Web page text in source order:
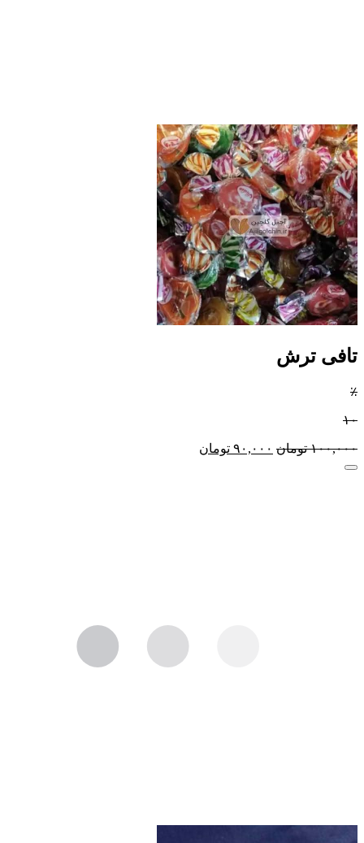
تافی ترش
٪
۱۰
۱۰۰,۰۰۰ تومان ۹۰,۰۰۰ تومان